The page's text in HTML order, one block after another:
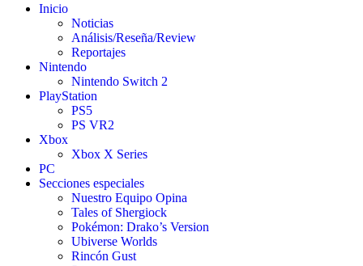
Inicio
Noticias
Análisis/Reseña/Review
Reportajes
Nintendo
Nintendo Switch 2
PlayStation
PS5
PS VR2
Xbox
Xbox X Series
PC
Secciones especiales
Nuestro Equipo Opina
Tales of Shergiock
Pokémon: Drako’s Version
Ubiverse Worlds
Rincón Gust